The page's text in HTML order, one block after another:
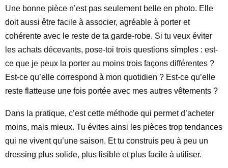
Une bonne pièce n’est pas seulement belle en photo. Elle
doit aussi être facile à associer, agréable à porter et
cohérente avec le reste de ta garde-robe. Si tu veux éviter
les achats décevants, pose-toi trois questions simples : est-
ce que je peux la porter au moins trois façons différentes ?
Est-ce qu’elle correspond à mon quotidien ? Est-ce qu’elle
reste flatteuse une fois portée avec mes autres vêtements ?
Dans la pratique, c’est cette méthode qui permet d’acheter
moins, mais mieux. Tu évites ainsi les pièces trop tendances
qui ne vivent qu’une saison. Et tu construis peu à peu un
dressing plus solide, plus lisible et plus facile à utiliser.